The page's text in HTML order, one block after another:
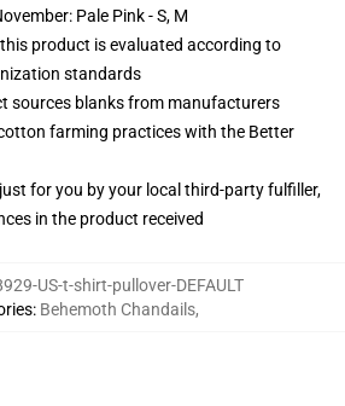
Pale Pink - S, M
product is evaluated according to
standards
sources blanks from manufacturers
farming practices with the Better
for you by your local third-party fulfiller,
in the product received
US-t-shirt-pullover-DEFAULT
: Behemoth Chandails,